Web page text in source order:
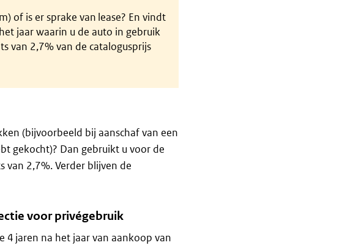
of is er sprake van lease? En vindt
jaar waarin u de auto in gebruik
van 2,7% van de catalogusprijs
(bijvoorbeeld bij aanschaf van een
gekocht)? Dan gebruikt u voor de
van 2,7%. Verder blijven de
voor privégebruik
jaren na het jaar van aankoop van